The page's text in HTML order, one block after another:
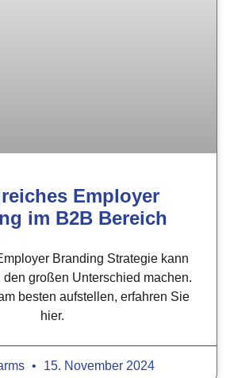
Employer
im B2B Bereich
Branding Strategie kann
den großen Unterschied machen.
besten aufstellen, erfahren Sie
hier.
15. November 2024